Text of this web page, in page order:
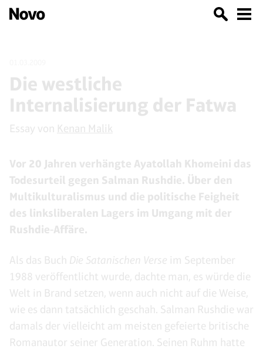
Die westliche
Internalisierung der Fatwa
Essay von Kenan Malik
Vor 20 Jahren verhängte Ayatollah Khomeini das
Todesurteil gegen Salman Rushdie. Über den
Multikulturalismus und die politische Feigheit
des linksliberalen Lagers im Umgang mit der
Rushdie-Affäre.
Als das Buch Die Satanischen Verse im September
1988 veröffentlicht wurde, dachte man, es würde die
Welt in Brand setzen, wenn auch nicht auf die Weise,
wie es dann tatsächlich geschah. Salman Rushdie war
damals der vielleicht am meisten gefeierte britische
Romanautor seiner Generation. Seinen Ruhm hatte